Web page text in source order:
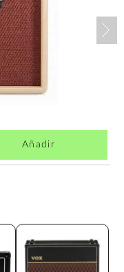
Añadir